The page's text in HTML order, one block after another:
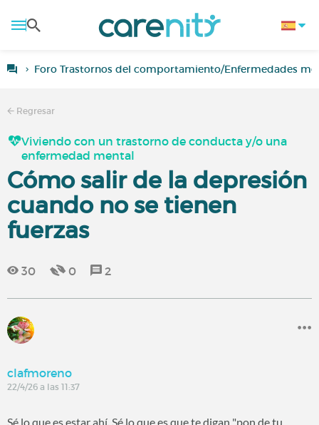
Foro Trastornos del comportamiento/Enfermedades
Regresar
Viviendo con un trastorno de conducta y/o una
enfermedad mental
Cómo salir de la depresión
cuando no se tienen
fuerzas
30 0 2
clafmoreno
22/4/26 a las 11:37
Sé lo que es estar ahí. Sé lo que es que te digan "pon de tu